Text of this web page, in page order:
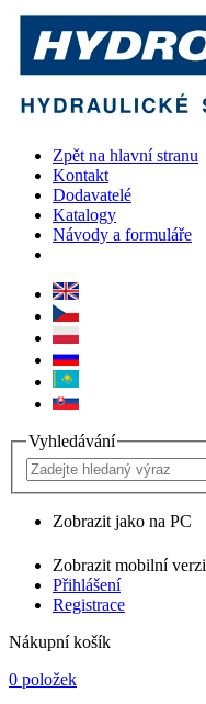
Zpět na hlavní stranu
Kontakt
Dodavatelé
Katalogy
Návody a formuláře
Vyhledávání
Zobrazit jako na PC
Zobrazit mobilní verzi
Přihlášení
Registrace
Nákupní košík
0 položek